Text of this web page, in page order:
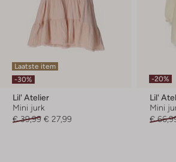
Laatste item
-30%
Lil' Atelier
Mini jurk
€ 39,99 € 27,99
-20%
Lil'
Mini
€